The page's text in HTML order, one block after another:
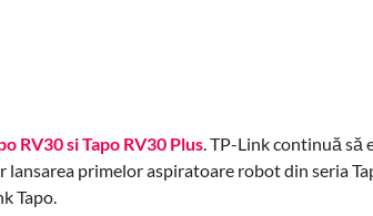
RV30 si Tapo RV30 Plus. TP-Link continuă să
primelor aspiratoare robot din seria
Tapo.